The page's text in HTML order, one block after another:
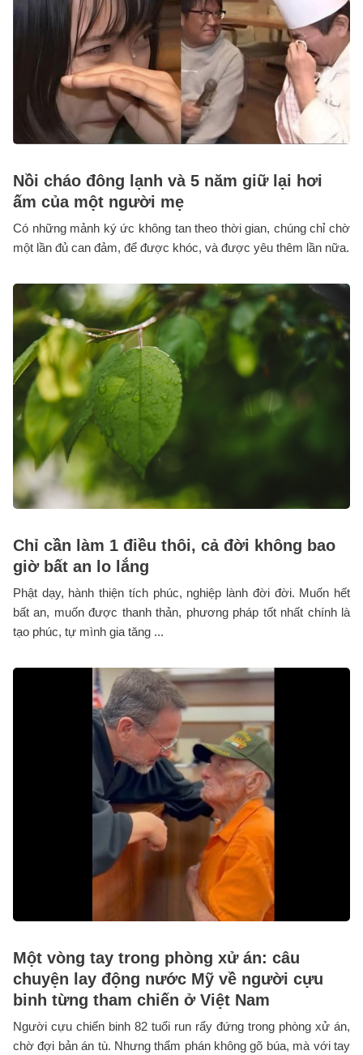
Nồi cháo đông lạnh và 5 năm giữ lại hơi
ấm của một người mẹ
Có những mảnh ký ức không tan theo thời gian, chúng chỉ chờ
một lần đủ can đảm, để được khóc, và được yêu thêm lần nữa.
Chỉ cần làm 1 điều thôi, cả đời không bao
giờ bất an lo lắng
Phật dạy, hành thiện tích phúc, nghiệp lành đời đời. Muốn hết
bất an, muốn được thanh thản, phương pháp tốt nhất chính là
tạo phúc, tự mình gia tăng ...
Một vòng tay trong phòng xử án: câu
chuyện lay động nước Mỹ về người cựu
binh từng tham chiến ở Việt Nam
Người cựu chiến binh 82 tuổi run rẩy đứng trong phòng xử án,
chờ đợi bản án tù. Nhưng thẩm phán không gõ búa, mà với tay